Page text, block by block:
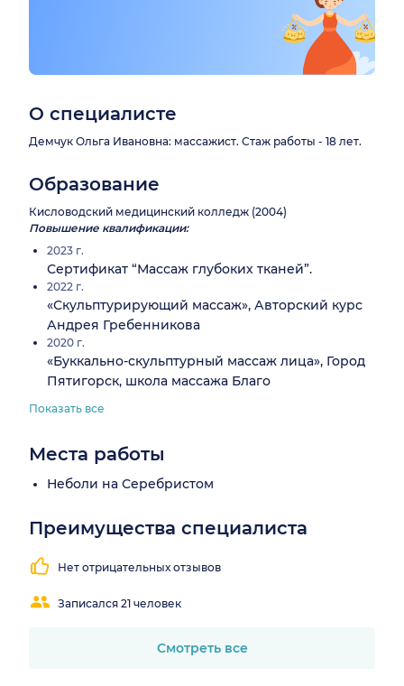
О специалисте
Демчук Ольга Ивановна: массажист. Стаж работы - 18 лет.
Образование
Кисловодский медицинский колледж (2004)
Повышение квалификации:
2023 г.
Сертификат “Массаж глубоких тканей”.
2022 г.
«Скульптурирующий массаж», Авторский курс
Андрея Гребенникова
2020 г.
«Буккально-скульптурный массаж лица», Город
Пятигорск, школа массажа Благо
Показать все
Места работы
Неболи на Серебристом
Преимущества специалиста
Нет отрицательных отзывов
Записался 21 человек
Смотреть все